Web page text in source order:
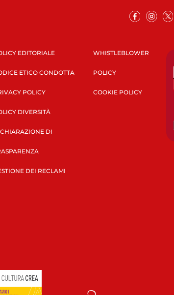
EDITORIALE
ETICO CONDOTTA
POLICY
DIVERSITÀ
DI
DEI RECLAMI
WHISTLEBLOWER
POLICY
COOKIE POLICY